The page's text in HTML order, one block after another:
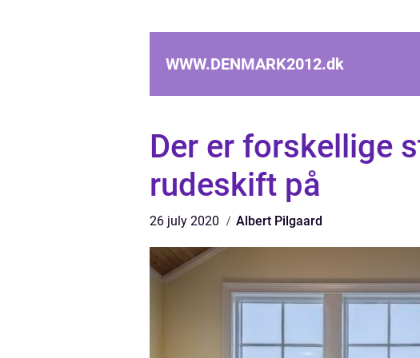
WWW.DENMARK2012.dk
Der er forskellige
rudeskift på
26 july 2020 Albert Pilgaard